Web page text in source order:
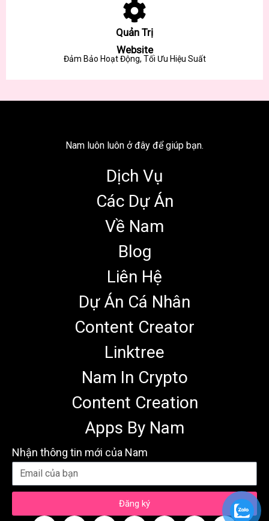
Quản Trị
Website
Đảm Bảo Hoạt Động, Tối Ưu Hiệu Suất
Nam luôn luôn ở đây để giúp bạn.
Dịch Vụ
Các Dự Án
Về Nam
Blog
Liên Hệ
Dự Án Cá Nhân
Content Creator
Linktree
Nam In Crypto
Content Creation
Apps By Nam
Nhận thông tin mới của Nam
Đăng ký